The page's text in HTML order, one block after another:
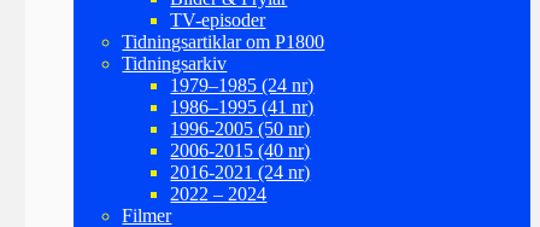
TV-episoder
Tidningsartiklar om P1800
Tidningsarkiv
1979–1985 (24 nr)
1986–1995 (41 nr)
1996-2005 (50 nr)
2006-2015 (40 nr)
2016-2021 (24 nr)
2022 – 2024
Filmer